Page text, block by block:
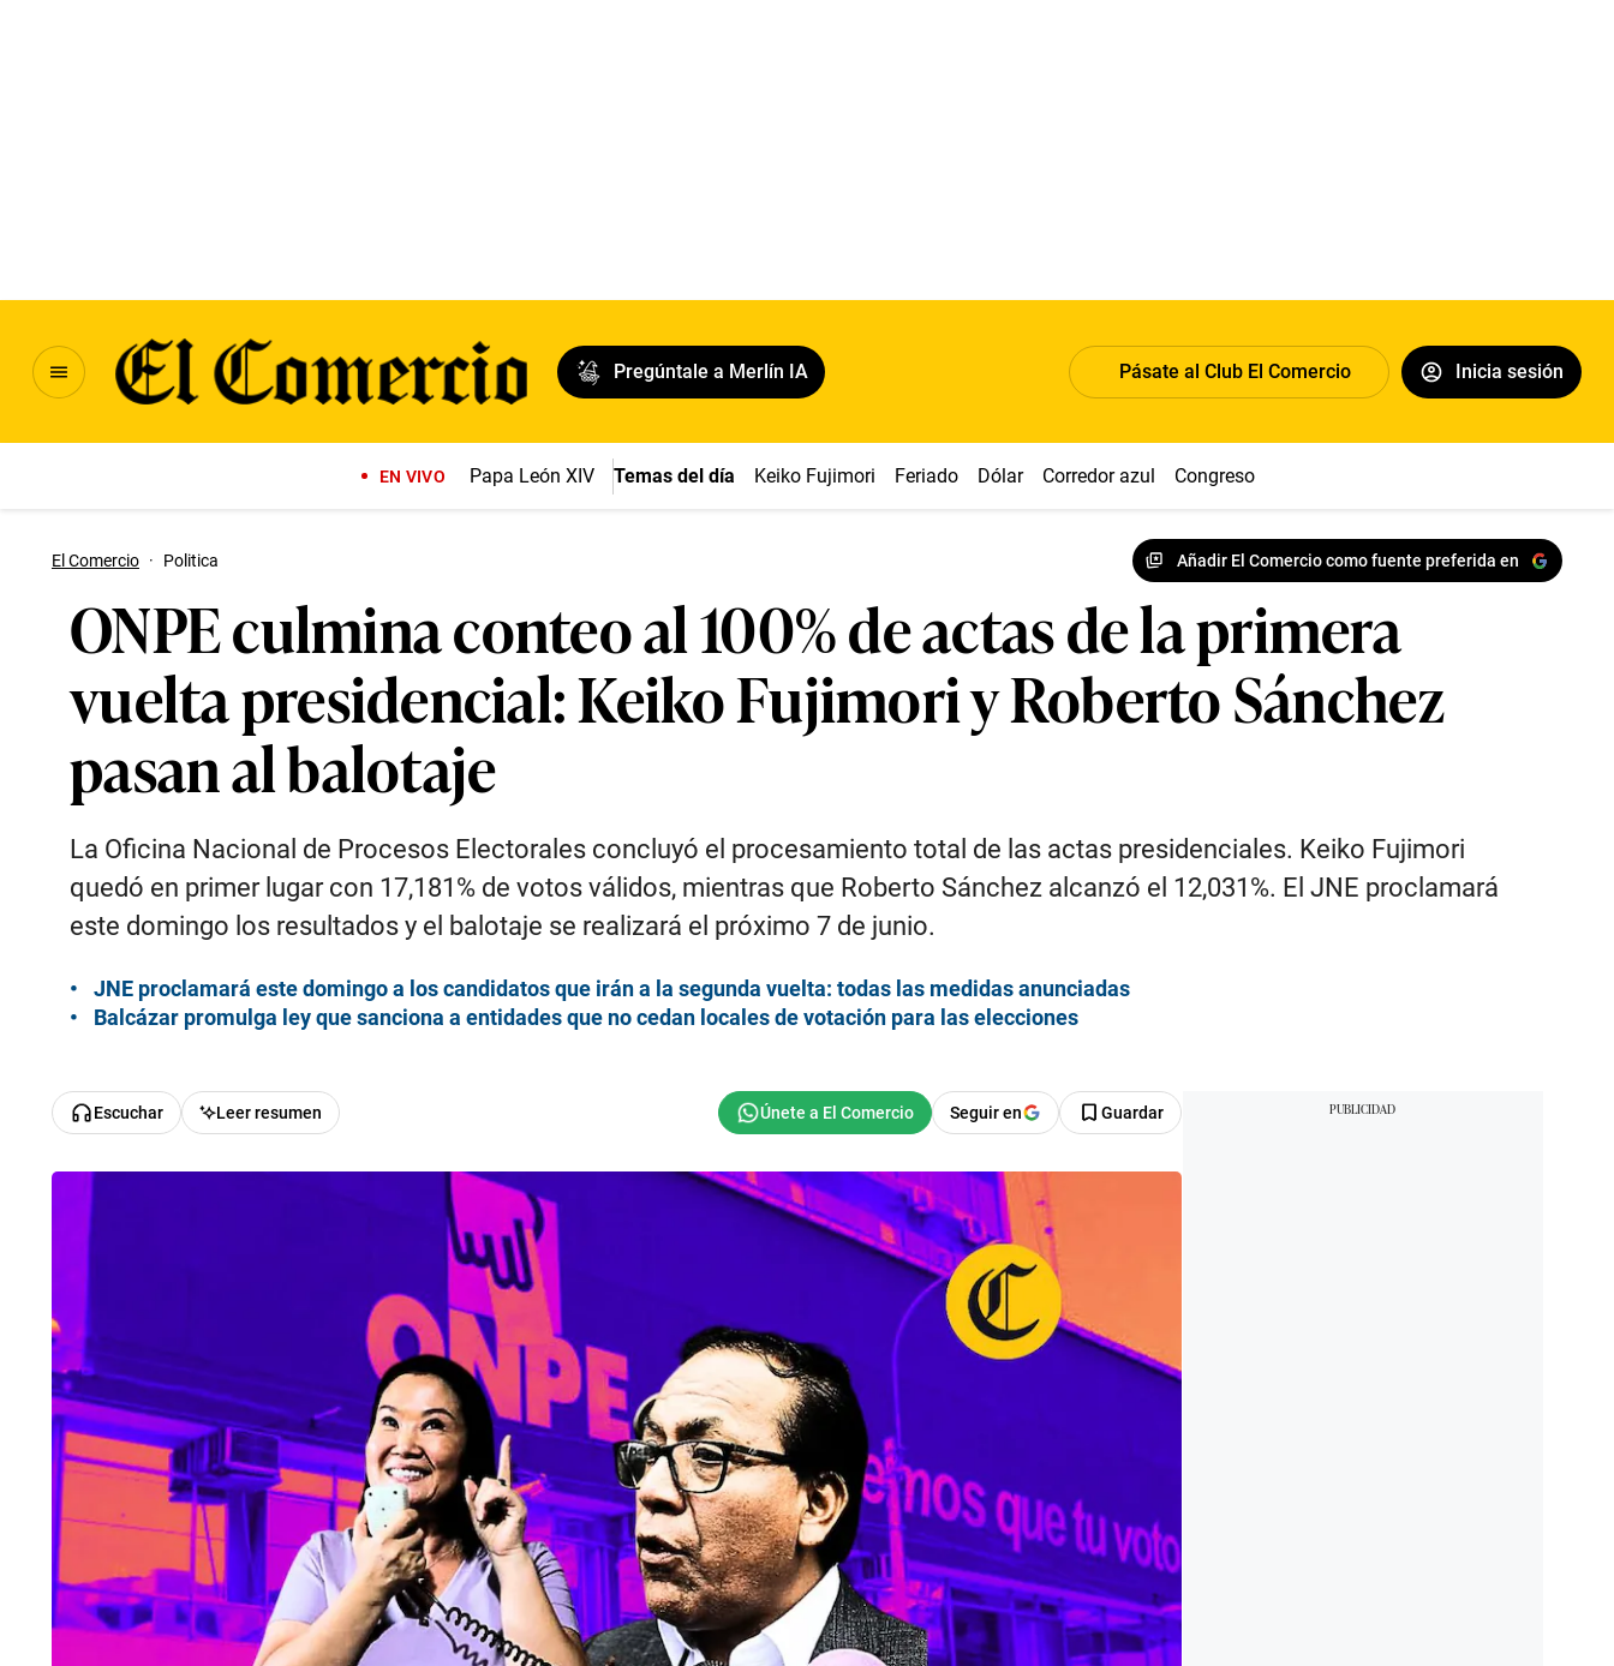
Pregúntale a Merlín IA Pásate al Club El Comercio Inicia sesión
EN VIVO Papa León XIV Temas del día Keiko Fujimori Feriado Dólar Corredor azul Congreso
El Comercio · Politica Añadir El Comercio como fuente preferida en
ONPE culmina conteo al 100% de actas de la primera
vuelta presidencial: Keiko Fujimori y Roberto Sánchez
pasan al balotaje
La Oficina Nacional de Procesos Electorales concluyó el procesamiento total de las actas presidenciales. Keiko Fujimori
quedó en primer lugar con 17,181% de votos válidos, mientras que Roberto Sánchez alcanzó el 12,031%. El JNE proclamará
este domingo los resultados y el balotaje se realizará el próximo 7 de junio.
JNE proclamará este domingo a los candidatos que irán a la segunda vuelta: todas las medidas anunciadas
Balcázar promulga ley que sanciona a entidades que no cedan locales de votación para las elecciones
Escuchar Leer resumen Seguir en Guardar